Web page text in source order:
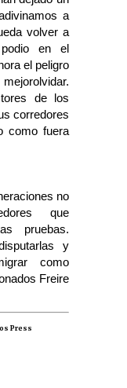
a
volver a
en el
el peligro
de los
corredores
como fuera
no
que
pruebas.
y
como
Freire
Press